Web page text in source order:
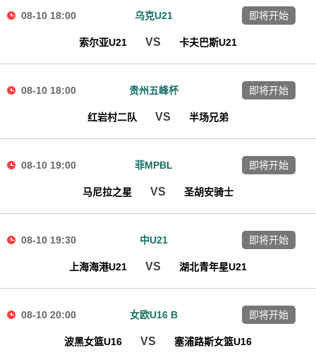
08-10 18:00 乌克U21
索尔亚U21 VS 卡夫巴斯U21
即将开始
08-10 18:00 贵州五峰杯
红岩村二队 VS 半场兄弟
即将开始
08-10 19:00 菲MPBL
马尼拉之星 VS 圣胡安骑士
即将开始
08-10 19:30 中U21
上海海港U21 VS 湖北青年星U21
即将开始
08-10 20:00 女欧U16 B
波黑女篮U16 VS 塞浦路斯女篮U16
即将开始